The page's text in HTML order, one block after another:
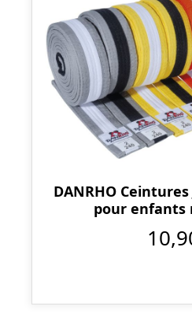
DANRHO
pour enfants